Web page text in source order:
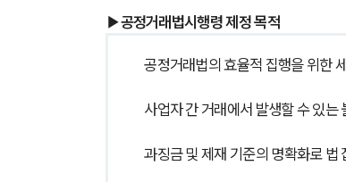
▶공정거래법시행령 제정 목적
공정거래법의 효율적 집행을 위한
사업자 간 거래에서 발생할 수 있는
과징금 및 제재 기준의 명확화로 법